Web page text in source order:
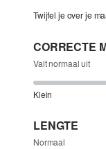
Twijfel je over je
CORRECTE
Valt normaal uit
Klein
LENGTE
Normaal